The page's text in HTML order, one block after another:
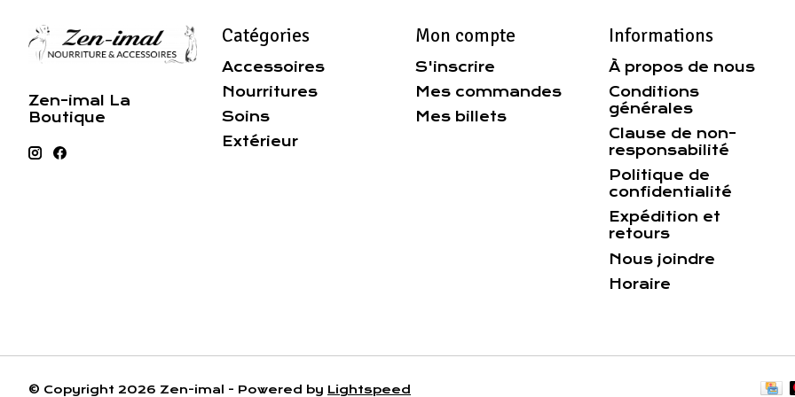
Zen-imal La
Boutique
Catégories
Accessoires
Nourritures
Soins
Extérieur
Mon compte
S'inscrire
Mes commandes
Mes billets
Informations
À propos de nous
Conditions
générales
Clause de non-
responsabilité
Politique de
confidentialité
Expédition et
retours
Nous joindre
Horaire
© Copyright 2026 Zen-imal - Powered by Lightspeed